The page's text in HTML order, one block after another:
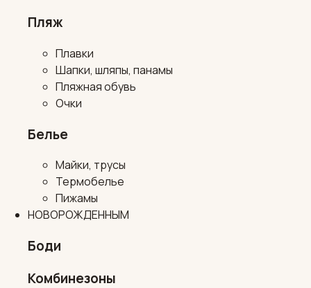
Пляж
Плавки
Шапки, шляпы, панамы
Пляжная обувь
Очки
Белье
Майки, трусы
Термобелье
Пижамы
НОВОРОЖДЕННЫМ
Боди
Комбинезоны